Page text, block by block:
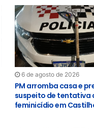
6 de agosto de 2026
PM arromba casa e
suspeito de tentativa
feminicídio em